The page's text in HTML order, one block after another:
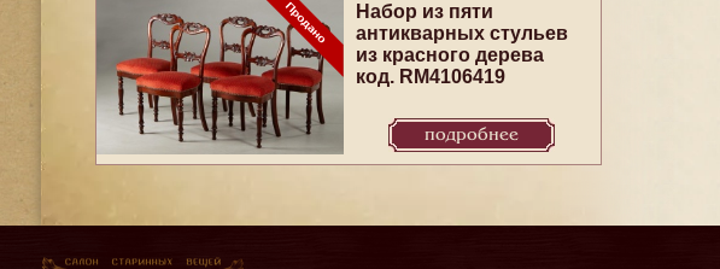
Набор из пяти
антикварных стульев
из красного дерева
код. RM4106419
подробнее